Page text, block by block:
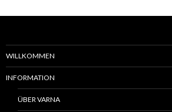
WILLKOMMEN
INFORMATION
ÜBER VARNA